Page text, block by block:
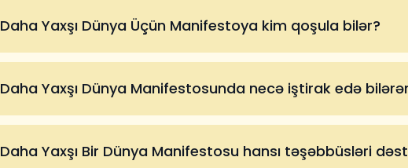
Daha Yaxşı Dünya Üçün Manifestoya kim qoşula bilər?
Daha Yaxşı Dünya Manifestosunda necə iştirak edə
Daha Yaxşı Bir Dünya Manifestosu hansı təşəbbüsləri